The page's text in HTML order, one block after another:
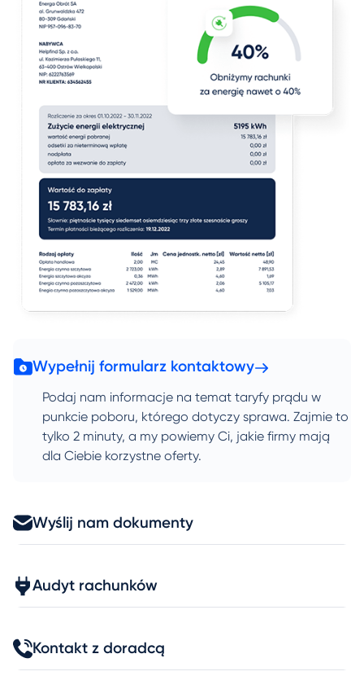
Wypełnij formularz kontaktowy
Podaj nam informacje na temat taryfy prądu w
punkcie poboru, którego dotyczy sprawa. Zajmie to
tylko 2 minuty, a my powiemy Ci, jakie firmy mają
dla Ciebie korzystne oferty.
Wyślij nam dokumenty
Audyt rachunków
Kontakt z doradcą